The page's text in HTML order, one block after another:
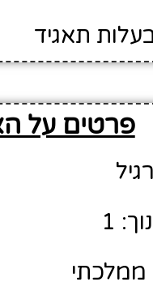
תאגיד
פרטים על
1
ממלכתי